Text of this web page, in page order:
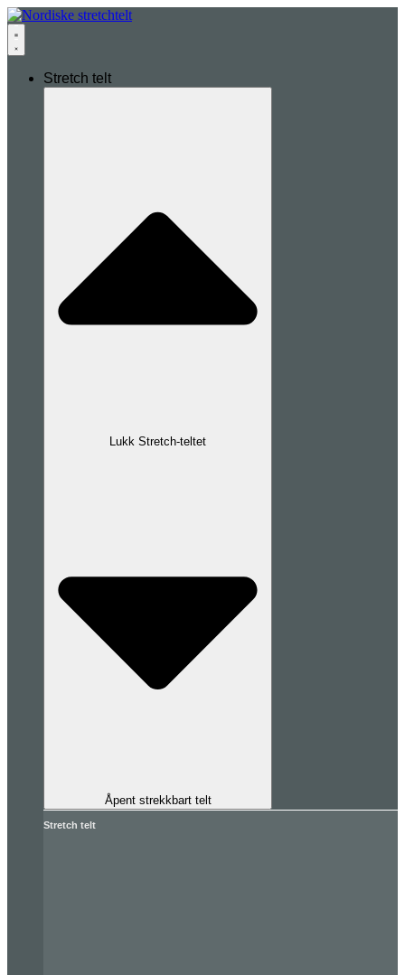
Stretch telt
Lukk Stretch-teltet
Åpent strekkbart telt
Stretch telt